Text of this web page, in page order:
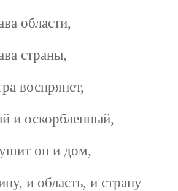
области,
страны,
воспрянет,
и оскорбленный,
он и дом,
и область, и страну